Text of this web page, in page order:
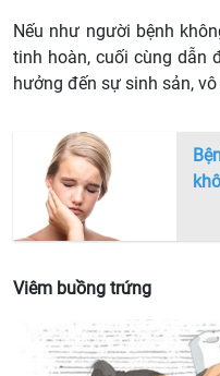
Nếu như người bệnh
tinh hoàn, cuối cùng dẫn
hưởng đến sự sinh sản, vô
Viêm buồng trứng